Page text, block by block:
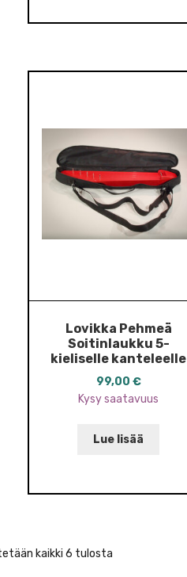
Lovikka Pehmeä
Soitinlaukku 5-
kieliselle kanteleelle
99,00 €
Kysy saatavuus
Lue lisää
kaikki 6 tulosta